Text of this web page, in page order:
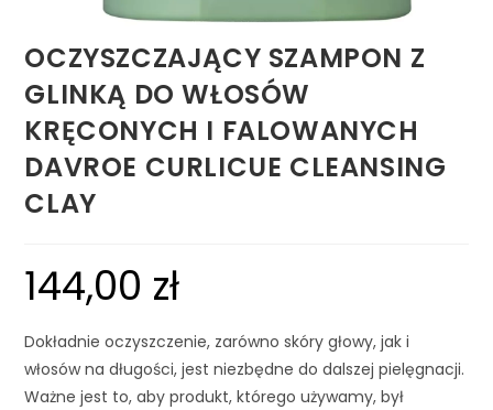
OCZYSZCZAJĄCY SZAMPON Z
GLINKĄ DO WŁOSÓW
KRĘCONYCH I FALOWANYCH
DAVROE CURLICUE CLEANSING
CLAY
144,00 zł
Dokładnie oczyszczenie, zarówno skóry głowy, jak i
włosów na długości, jest niezbędne do dalszej pielęgnacji.
Ważne jest to, aby produkt, którego używamy, był